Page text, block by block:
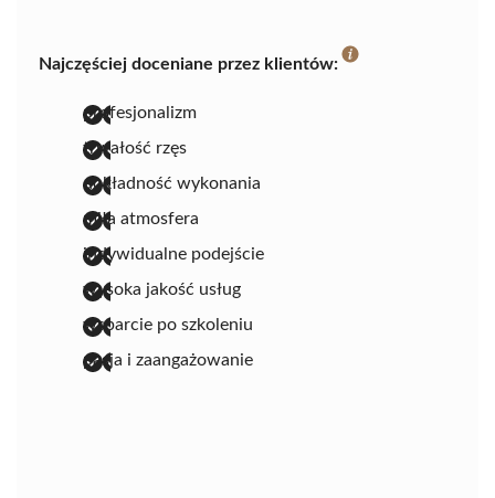
Najczęściej doceniane przez klientów:
profesjonalizm
trwałość rzęs
dokładność wykonania
miła atmosfera
indywidualne podejście
wysoka jakość usług
wsparcie po szkoleniu
pasja i zaangażowanie